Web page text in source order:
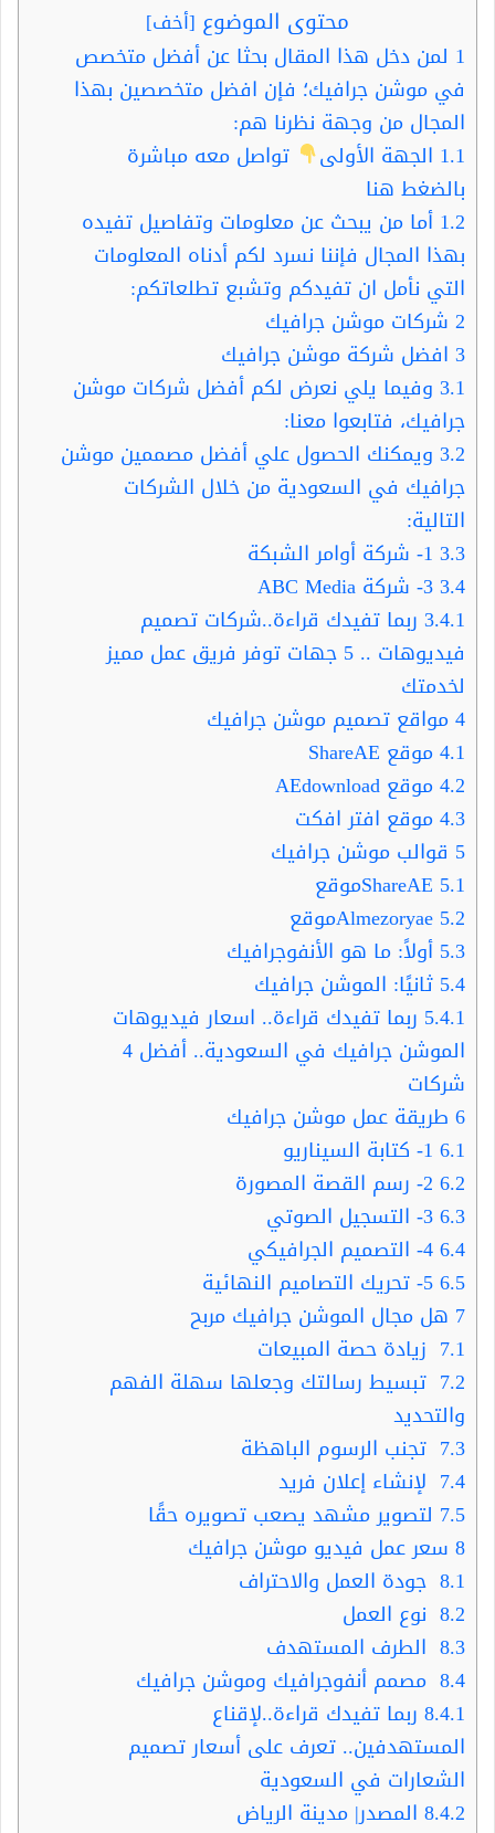
محتوى الموضوع [أخف]
1 لمن دخل هذا المقال بحثا عن أفضل متخصص
في موشن جرافيك؛ فإن افضل متخصصين بهذا
المجال من وجهة نظرنا هم:
1.1 الجهة الأولى
تواصل معه مباشرة
بالضغط هنا
1.2 أما من يبحث عن معلومات وتفاصيل تفيده
بهذا المجال فإننا نسرد لكم أدناه المعلومات
التي نأمل ان تفيدكم وتشبع تطلعاتكم:
2 شركات موشن جرافيك
3 افضل شركة موشن جرافيك
3.1 وفيما يلي نعرض لكم أفضل شركات موشن
جرافيك، فتابعوا معنا:
3.2 ويمكنك الحصول علي أفضل مصممين موشن
جرافيك في السعودية من خلال الشركات
التالية:
3.3
3.4
3.4.1 ربما تفيدك قراءة..شركات تصميم
فيديوهات .. 5 جهات توفر فريق عمل مميز
لخدمتك
4مواقع تصميم موشن جرافيك
4.1موقع ShareAE
4.2موقع AEdownload
4.3موقع افتر افكت
5 قوالب موشن جرافيك
5.1
5.2
5.3 أولاً: ما هو الأنفوجرافيك
5.4 ثانيًا: الموشن جرافيك
5.4.1 ربما تفيدك قراءة.. اسعار فيديوهات
الموشن جرافيك في السعودية.. أفضل 4
شركات
6 طريقة عمل موشن جرافيك
6.1
6.2
6.3
6.4
6.5
7 هل مجال الموشن جرافيك مربح
7.1 زيادة حصة المبيعات
7.2 تبسيط رسالتك وجعلها سهلة الفهم
والتحديد
7.3 تجنب الرسوم الباهظة
7.4 لإنشاء إعلان فريد
7.5 لتصوير مشهد يصعب تصويره حقًا
8 سعر عمل فيديو موشن جرافيك
8.1 جودة العمل والاحتراف
8.2 نوع العمل
8.3 الطرف المستهدف
8.4 مصمم أنفوجرافيك وموشن جرافيك
8.4.1 ربما تفيدك قراءة..لإقناع
المستهدفين.. تعرف على أسعار تصميم
الشعارات في السعودية
8.4.2 المصدر| مدينة الرياض